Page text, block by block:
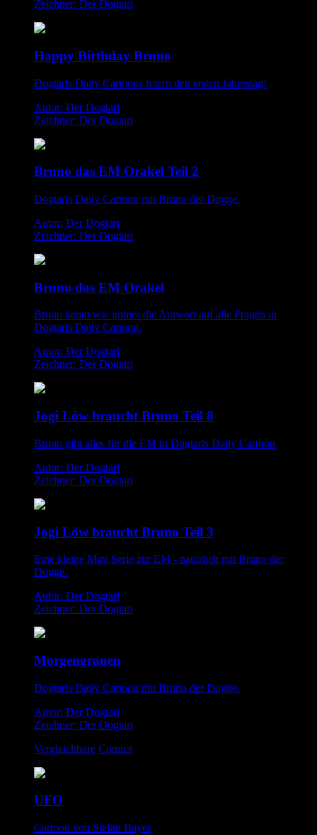
Zeichner: Der Dogtari
Happy Birthday Bruno
Dogtaris Daily Cartoons feiern den ersten Jahrestag!
Autor: Der Dogtari
Zeichner: Der Dogtari
Bruno das EM Orakel Teil 2
Dogtaris Daily Cartoon mit Bruno der Dogge.
Autor: Der Dogtari
Zeichner: Der Dogtari
Bruno das EM Orakel
Bruno kennt wie immer die Antwort auf alle Fragen in
Dogtaris Daily Cartoon.
Autor: Der Dogtari
Zeichner: Der Dogtari
Jogi Löw braucht Bruno Teil 8
Bruno gibt alles für die EM in Dogtaris Daily Cartoon
Autor: Der Dogtari
Zeichner: Der Dogtari
Jogi Löw braucht Bruno Teil 3
Eine kleine Mini Serie zur EM - natürlich mit Bruno der
Dogge.
Autor: Der Dogtari
Zeichner: Der Dogtari
Morgengrauen
Dogtaris Daily Cartoon mit Bruno der Dogge.
Autor: Der Dogtari
Zeichner: Der Dogtari
Vergleichbare Comics
UFO
Cartoon von Stefan Bayer